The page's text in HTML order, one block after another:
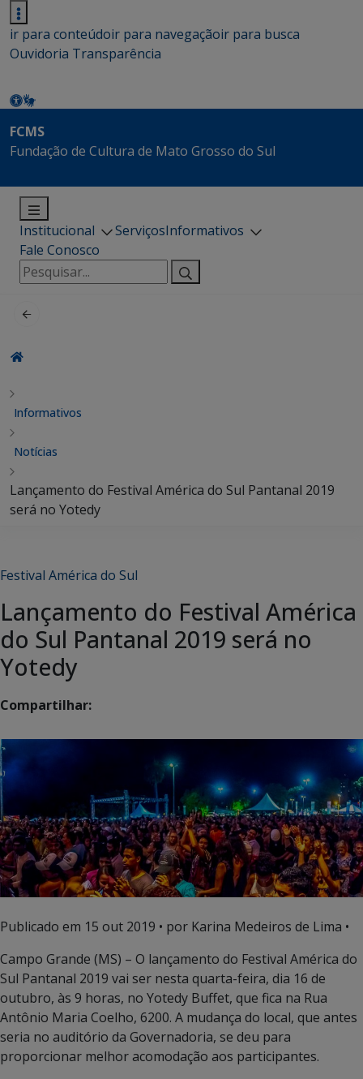
ir para conteúdoir para navegaçãoir para busca
Ouvidoria Transparência
FCMS
Fundação de Cultura de Mato Grosso do Sul
Institucional ServiçosInformativos
Fale Conosco
Pesquisar
por:
Informativos
Notícias
Lançamento do Festival América do Sul Pantanal 2019
será no Yotedy
Festival América do Sul
Lançamento do Festival América
do Sul Pantanal 2019 será no
Yotedy
Compartilhar:
Publicado em 15 out 2019 • por Karina Medeiros de Lima •
Campo Grande (MS) – O lançamento do Festival América do
Sul Pantanal 2019 vai ser nesta quarta-feira, dia 16 de
outubro, às 9 horas, no Yotedy Buffet, que fica na Rua
Antônio Maria Coelho, 6200. A mudança do local, que antes
seria no auditório da Governadoria, se deu para
proporcionar melhor acomodação aos participantes.